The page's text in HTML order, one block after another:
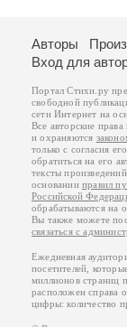
Авторы
Вход для
Портал Стихи.ру
свободной
сети Интернет на
Все авторские
и охраняются
только с согласия
обратиться на его
тексты
основанииправил
Российской
обрабатываются на
Вы также можете
связаться с
Ежедневная
посетителей,
миллионов страниц
расположен справа
цифры: количество